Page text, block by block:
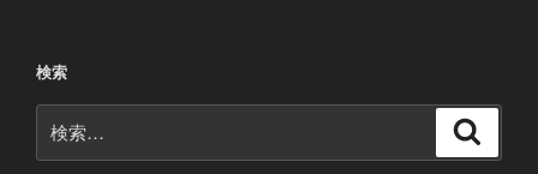
検索
索: